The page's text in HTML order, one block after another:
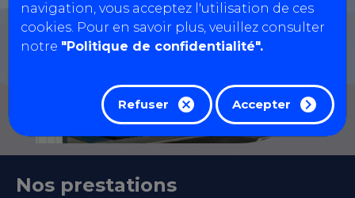
navigation, vous acceptez l'utilisation de ces
cookies. Pour en savoir plus, veuillez consulter
notre "Politique de confidentialité".
Refuser Accepter
Nos prestations